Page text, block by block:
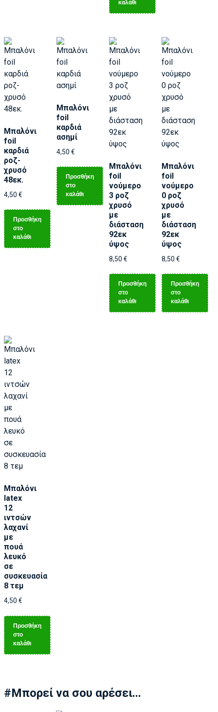
καλάθι
Μπαλόνι
foil
καρδιά
ροζ-
χρυσό
48εκ.
4,50 €
Προσθήκη
στο
καλάθι
Μπαλόνι
foil
καρδιά
ασημί
4,50 €
Προσθήκη
στο
καλάθι
Μπαλόνι
foil
νούμερο
3 ροζ
χρυσό
με
διάσταση
92εκ
ύψος
8,50 €
Προσθήκη
στο
καλάθι
Μπαλόνι
foil
νούμερο
0 ροζ
χρυσό
με
διάσταση
92εκ
ύψος
8,50 €
Προσθήκη
στο
καλάθι
Μπαλόνι
latex
12
ιντσών
λαχανί
με
πουά
λευκό
σε
συσκευασία
8 τεμ
4,50 €
Προσθήκη
στο
καλάθι
#Μπορεί να σου αρέσει...